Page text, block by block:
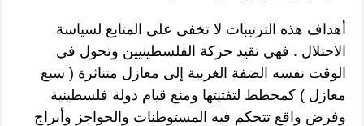
أهداف هذه الترتيبات لا تخفى على المتابع لسياسة
الاحتلال . فهي تقيد حركة الفلسطينيين وتحول في
الوقت نفسه الضفة الغربية إلى معازل متناثرة ( سبع
معازل ) كمخطط لتفتيتها ومنع قيام دولة فلسطينية
وفرض واقع تتحكم فيه المستوطنات والحواجز وأبراج